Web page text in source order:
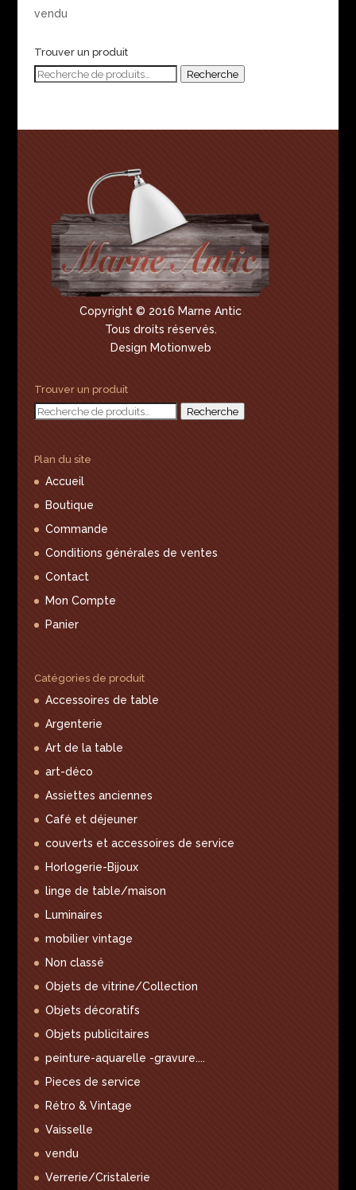
vendu
Trouver un produit
Recherche
Recherche
Copyright © 2016 Marne Antic
Tous droits réservés.
Design Motionweb
Trouver un produit
Recherche
Recherche
Plan du site
Accueil
Boutique
Commande
Conditions générales de ventes
Contact
Mon Compte
Panier
Catégories de produit
Accessoires de table
Argenterie
Art de la table
art-déco
Assiettes anciennes
Café et déjeuner
couverts et accessoires de service
Horlogerie-Bijoux
linge de table/maison
Luminaires
mobilier vintage
Non classé
Objets de vitrine/Collection
Objets décoratifs
Objets publicitaires
peinture-aquarelle -gravure....
Pieces de service
Rétro & Vintage
Vaisselle
vendu
Verrerie/Cristalerie